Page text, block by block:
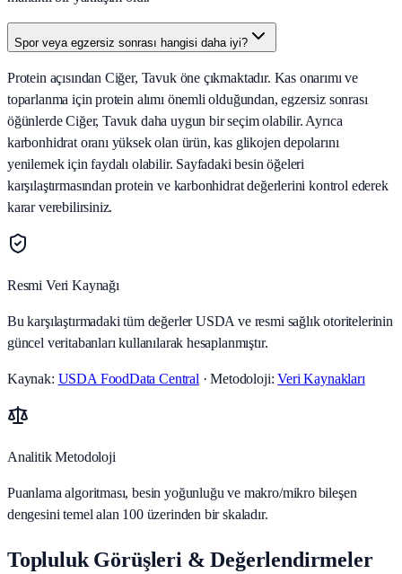
Spor veya egzersiz sonrası hangisi daha iyi?
Protein açısından Ciğer, Tavuk öne çıkmaktadır. Kas onarımı ve
toparlanma için protein alımı önemli olduğundan, egzersiz sonrası
öğünlerde Ciğer, Tavuk daha uygun bir seçim olabilir. Ayrıca
karbonhidrat oranı yüksek olan ürün, kas glikojen depolarını
yenilemek için faydalı olabilir. Sayfadaki besin öğeleri
karşılaştırmasından protein ve karbonhidrat değerlerini kontrol ederek
karar verebilirsiniz.
Resmi Veri Kaynağı
Bu karşılaştırmadaki tüm değerler USDA ve resmi sağlık otoritelerinin
güncel veritabanları kullanılarak hesaplanmıştır.
Kaynak: USDA FoodData Central · Metodoloji:Veri Kaynakları
Analitik Metodoloji
Puanlama algoritması, besin yoğunluğu ve makro/mikro bileşen
dengesini temel alan 100 üzerinden bir skaladır.
Topluluk Görüşleri & Değerlendirmeler